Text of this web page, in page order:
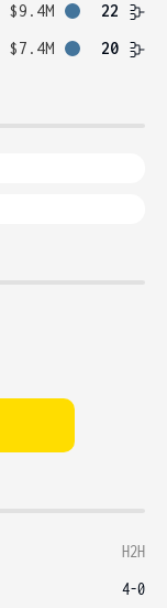
$9.4M
22
$7.4M 20
H2H
4-0